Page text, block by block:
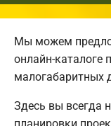
Мы можем
онлайн-каталоге
малогабаритных
Здесь вы всегда